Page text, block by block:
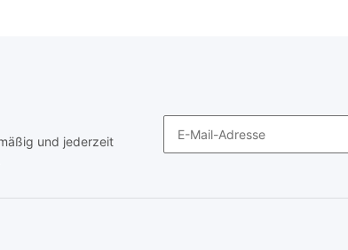
und jederzeit